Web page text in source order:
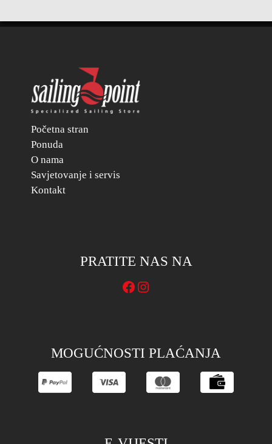
Početna stran
Ponuda
O nama
Savjetovanje i servis
Kontakt
PRATITE NAS NA
Facebook
Instagram
MOGUĆNOSTI PLAĆANJA